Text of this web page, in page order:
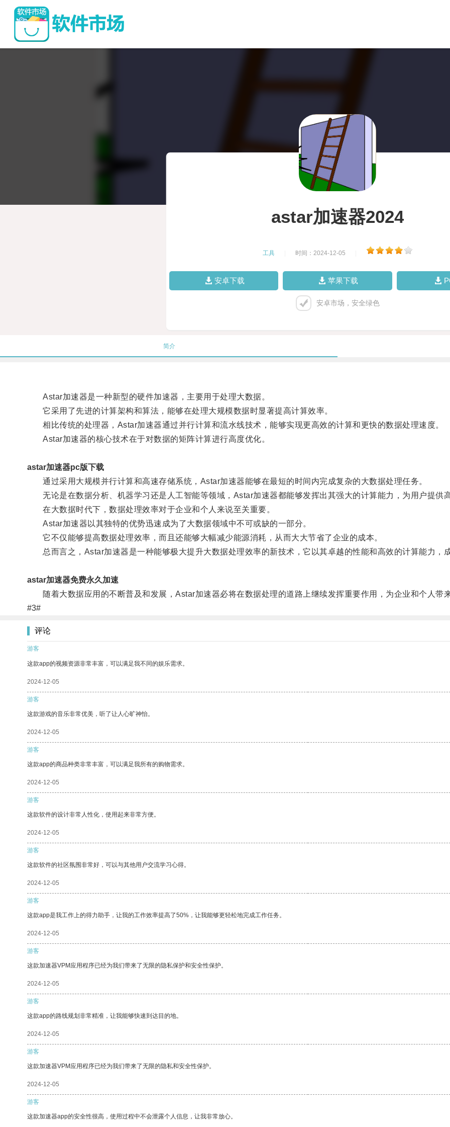
astar加速器2024
工具 时间：2024-12-05
安卓下载 苹果下载
安卓市场，安全绿色
简介
Astar加速器是一种新型的硬件加速器，主要用于处理大数据。
它采用了先进的计算架构和算法，能够在处理大规模数据时显著提高计算效率。
相比传统的处理器，Astar加速器通过并行计算和流水线技术，能够实现更高效的计算和更快的数据处理速度。
Astar加速器的核心技术在于对数据的矩阵计算进行高度优化。
astar加速器pc版下载
通过采用大规模并行计算和高速存储系统，Astar加速器能够在最短的时间内完成复杂的大数据处理任务。
无论是在数据分析、机器学习还是人工智能等领域，Astar加速器都能够发挥出其强大的计算能力，为用户提供
在大数据时代下，数据处理效率对于企业和个人来说至关重要。
Astar加速器以其独特的优势迅速成为了大数据领域中不可或缺的一部分。
它不仅能够提高数据处理效率，而且还能够大幅减少能源消耗，从而大大节省了企业的成本。
总而言之，Astar加速器是一种能够极大提升大数据处理效率的新技术，它以其卓越的性能和高效的计算能力，
astar加速器免费永久加速
随着大数据应用的不断普及和发展，Astar加速器必将在数据处理的道路上继续发挥重要作用，为企业和个人带来
#3#
评论
游客
这款app的视频资源非常丰富，可以满足我不同的娱乐需求。
2024-12-05
游客
这款游戏的音乐非常优美，听了让人心旷神怡。
2024-12-05
游客
这款app的商品种类非常丰富，可以满足我所有的购物需求。
2024-12-05
游客
这款软件的设计非常人性化，使用起来非常方便。
2024-12-05
游客
这款软件的社区氛围非常好，可以与其他用户交流学习心得。
2024-12-05
游客
这款app是我工作上的得力助手，让我的工作效率提高了50%，让我能够更轻松地完成工作任务。
2024-12-05
游客
这款加速器VPM应用程序已经为我们带来了无限的隐私保护和安全性保护。
2024-12-05
游客
这款app的路线规划非常精准，让我能够快速到达目的地。
2024-12-05
游客
这款加速器VPM应用程序已经为我们带来了无限的隐私和安全性保护。
2024-12-05
游客
这款加速器app的安全性很高，使用过程中不会泄露个人信息，让我非常放心。